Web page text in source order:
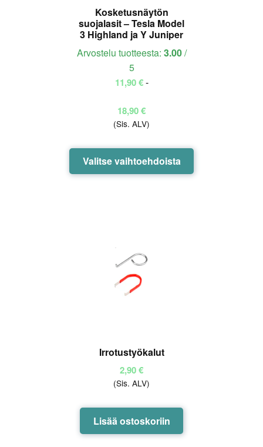
Kosketusnäytön
suojalasit – Tesla Model
3 Highland ja Y Juniper
Arvostelu tuotteesta: 3.00/
5
11,90€ -
18,90€Hintaluokka:
11,90 €
(Sis. ALV)
Valitse vaihtoehdoista
Tällä
tuotteella
Irrotustyökalut
2,90€
(Sis. ALV)
Lisää ostoskoriin